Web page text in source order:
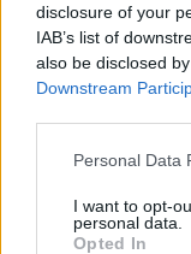
disclosure of your
IAB’s list of
also be disclosed
Downstream
Personal Data
I want to opt-
personal data.
Opted In